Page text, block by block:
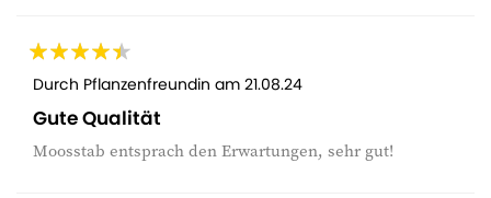
Durch Pflanzenfreundin am 21.08.24
Gute Qualität
Moosstab entsprach den Erwartungen, sehr gut!